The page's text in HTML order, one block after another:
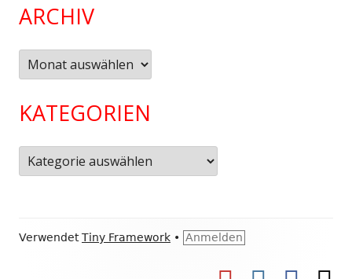
ARCHIV
Archiv
KATEGORIEN
Kategorien
Footer
VerwendetTiny Framework • Anmelden
YouTubeInstagramFacebook